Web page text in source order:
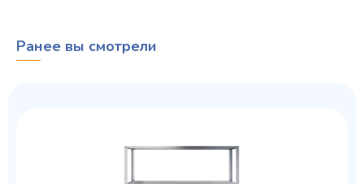
Ранее вы смотрели